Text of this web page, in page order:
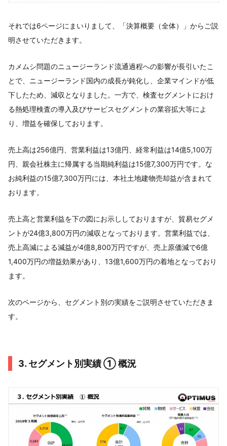
それでは6ページにまいりまして、「決算概要（全体）」からご説
明させていただきます。
カメムシ問題のニュージーランド流通過程への影響が長引いたこ
とで、ニュージーランド国内の成長が鈍化し、企業マインドが低
下したため、減収となりました。一方で、検査セグメントにおけ
る熱処理検査の導入及びサービスセグメントの業容拡大等によ
り、増益を確保しております。
売上高は256億円、営業利益は13億円、経常利益は14億5,100万
円、親会社株主に帰属する当期純利益は15億7,300万円です。な
お純利益の15億7,300万円には、本社土地建物売却益が含まれて
おります。
売上高と営業利益を下の図にお示ししておりますが、貿易セグメ
ントが24億3,800万円の減収となっております。営業利益では、
売上高減による減益が4億8,800万円ですが、売上原価減で6億
1,400万円の増益効果があり、13億1,600万円の着地となっており
ます。
次のページから、セグメント別の実績をご説明させていただきま
す。
3. セグメント別実績 ① 概況